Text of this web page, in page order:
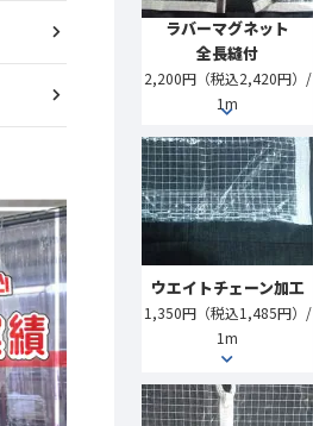
ラバーマグネット
全長縫付
2,200円（税込2,420円）/
1m
ウエイトチェーン加工
1,350円（税込1,485円）/
1m